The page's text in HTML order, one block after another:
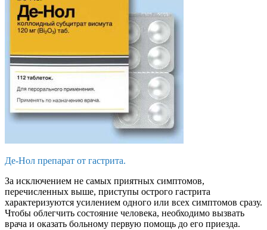
Де-Нол препарат от гастрита.
За исключением не самых приятных симптомов,
перечисленных выше, приступы острого гастрита
характеризуются усилением одного или всех симптомов сразу.
Чтобы облегчить состояние человека, необходимо вызвать
врача и оказать больному первую помощь до его приезда.